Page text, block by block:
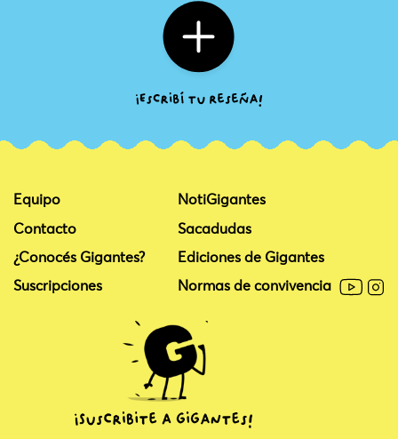
Equipo
Contacto
¿Conocés Gigantes?
Suscripciones
NotiGigantes
Sacadudas
Ediciones de Gigantes
Normas de convivencia